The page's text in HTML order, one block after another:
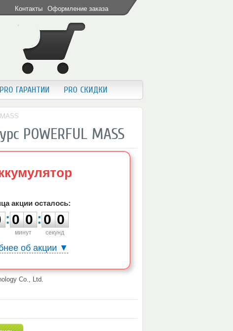
Контакты Оформление заказа
PRO ГАРАНТИИ PRO СКИДКИ
POWERFUL MASS
акции осталось:
:
0
0
0
0
минут
:
0
0
0
0
секунд
об акции ▼
Co., Ltd.